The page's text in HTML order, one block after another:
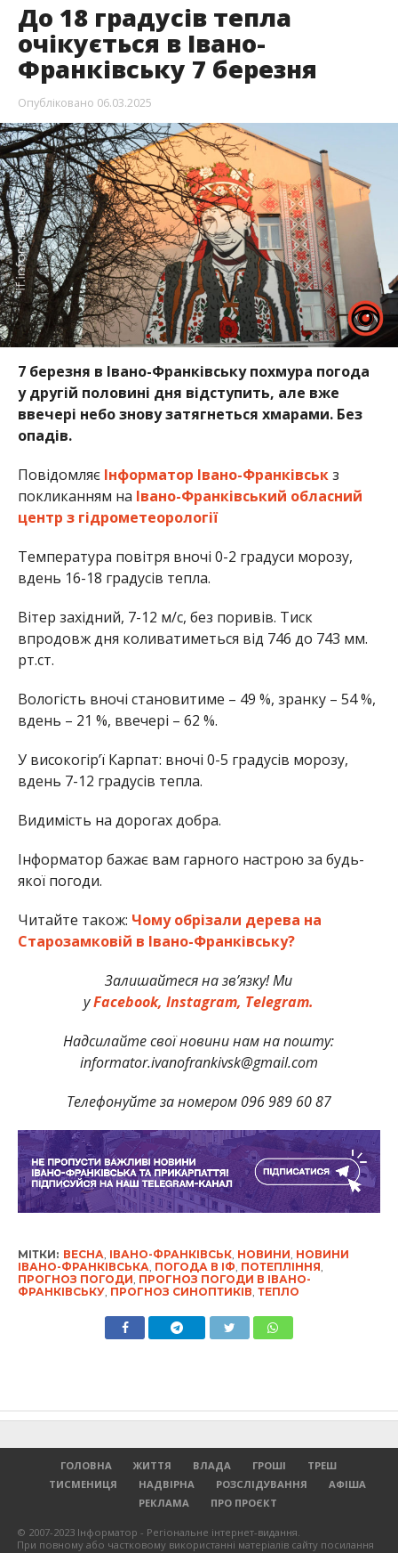
До 18 градусів тепла
очікується в Івано-
Франківську 7 березня
Опубліковано 06.03.2025
7 березня в Івано-Франківську похмура погода
у другій половині дня відступить, але вже
ввечері небо знову затягнеться хмарами. Без
опадів.
Повідомляє Інформатор Івано-Франківськз
покликанням на Івано-Франківський обласний
центр з гідрометеорології
Температура повітря вночі 0-2 градуси морозу,
вдень 16-18 градусів тепла.
Вітер західний, 7-12 м/с, без поривів. Тиск
впродовж дня коливатиметься від 746 до 743 мм.
рт.ст.
Вологість вночі становитиме – 49 %, зранку – 54 %,
вдень – 21 %, ввечері – 62 %.
У високогір’ї Карпат: вночі 0-5 градусів морозу,
вдень 7-12 градусів тепла.
Видимість на дорогах добра.
Інформатор бажає вам гарного настрою за будь-
якої погоди.
Читайте також: Чому обрізали дерева на
Старозамковій в Івано-Франківську?
Залишайтеся на зв’язку! Ми
уFacebook, Instagram, Telegram.
Надсилайте свої новини нам на пошту:
informator.ivanofrankivsk@gmail.com
Телефонуйте за номером 096 989 60 87
МІТКИ: ВЕСНА, ІВАНО-ФРАНКІВСЬК, НОВИНИ, НОВИНИ
ІВАНО-ФРАНКІВСЬКА, ПОГОДА В ІФ, ПОТЕПЛІННЯ,
ПРОГНОЗ ПОГОДИ, ПРОГНОЗ ПОГОДИ В ІВАНО-
ФРАНКІВСЬКУ, ПРОГНОЗ СИНОПТИКІВ, ТЕПЛО
ГОЛОВНА ЖИТТЯ ВЛАДА ГРОШІ
ТРЕШ
ТИСМЕНИЦЯ
НАДВІРНА РОЗСЛІДУВАННЯ
АФІША
РЕКЛАМА
ПРО ПРОЄКТ
© 2007-2023 Інформатор - Регіональне інтернет-видання.
При повному або частковому використанні матеріалів сайту посилання